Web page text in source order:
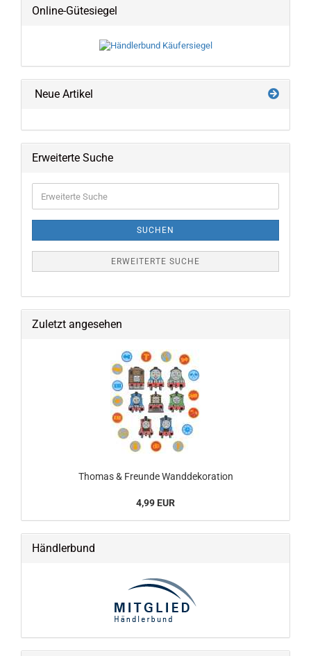
Online-Gütesiegel
Neue Artikel
Erweiterte Suche
Suche
SUCHEN
ERWEITERTE SUCHE
Zuletzt angesehen
Thomas & Freunde Wanddekoration
4,99 EUR
Händlerbund